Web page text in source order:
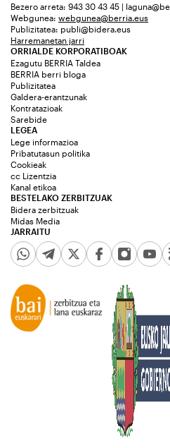
Bezero arreta: 943 30 43 45 |
Webgunea: webgunea@berria.eus
Publizitatea: publi@bidera.eus
Harremanetan jarri
ORRIALDE KORPORATIBOAK
Ezagutu BERRIA Taldea
BERRIA berri bloga
Publizitatea
Galdera-erantzunak
Kontratazioak
Sarebide
JARRAITU
LEGEA
Lege informazioa
Pribatutasun politika
Cookieak
cc Lizentzia
Kanal etikoa
BESTELAKO ZERBITZUAK
Bidera zerbitzuak
Midas Media